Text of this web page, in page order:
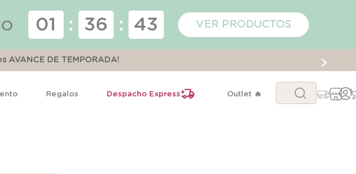
01 : 36 : 43 VER PRODUCTOS
DE TEMPORADA!
Regalos Despacho Express Outlet 🔥
Buscar...